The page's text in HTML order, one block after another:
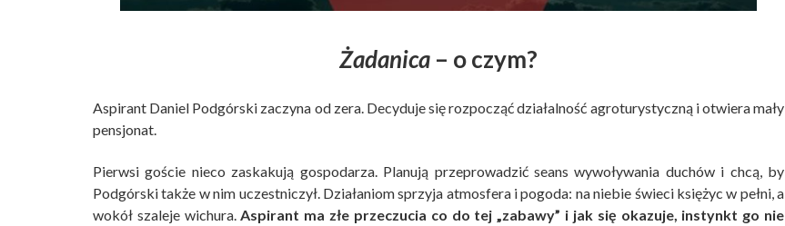
Żadanica – o czym?
Aspirant Daniel Podgórski zaczyna od zera. Decyduje się rozpocząć działalność agroturystyczną i otwiera mały
pensjonat.
Pierwsi goście nieco zaskakują gospodarza. Planują przeprowadzić seans wywoływania duchów i chcą, by
Podgórski także w nim uczestniczył. Działaniom sprzyja atmosfera i pogoda: na niebie świeci księżyc w pełni, a
wokół szaleje wichura.Aspirant ma złe przeczucia co do tej „zabawy” i jak się okazuje, instynkt go nie